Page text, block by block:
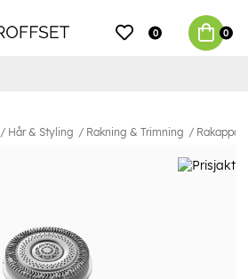
0 0
Hår & Styling Rakning & Trimning